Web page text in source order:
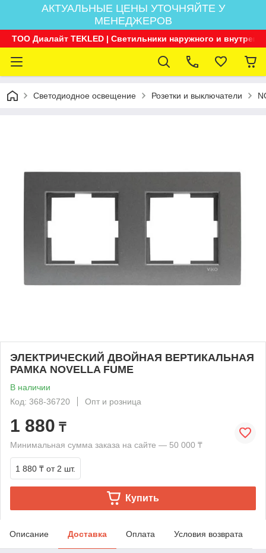
АКТУАЛЬНЫЕ ЦЕНЫ УТОЧНЯЙТЕ У
МЕНЕДЖЕРОВ
ТОО Диалайт TEKLED | Светильники наружного и
Светодиодное освещение Розетки и выключатели
ЭЛЕКТРИЧЕСКИЙ ДВОЙНАЯ ВЕРТИКАЛЬНАЯ
РАМКА NOVELLA FUME
В наличии
Код: 368-36720
Опт и розница
1 880 ₸
Минимальная сумма заказа на сайте — 50 000 ₸
1 880 ₸ от 2 шт.
Купить
Описание Доставка Оплата Условия возврата